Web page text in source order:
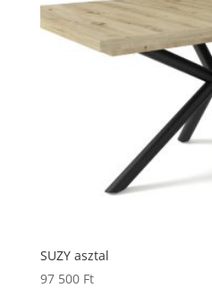
SUZY asztal
97 500 Ft